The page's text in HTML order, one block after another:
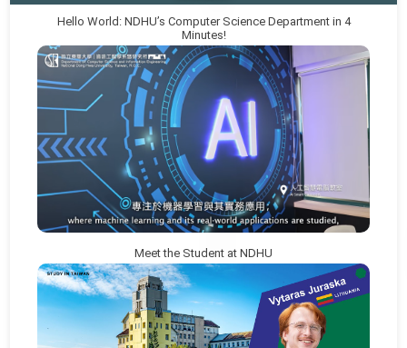
Hello World: NDHU’s Computer Science Department in 4
Minutes!
Meet the Student at NDHU